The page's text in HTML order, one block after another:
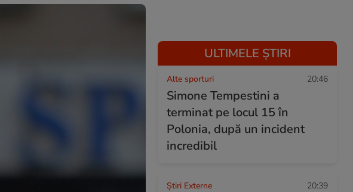
ULTIMELE ȘTIRI
Alte sporturi 20:46
Simone Tempestini a
terminat pe locul 15 în
Polonia, după un incident
incredibil
Știri Externe 20:39